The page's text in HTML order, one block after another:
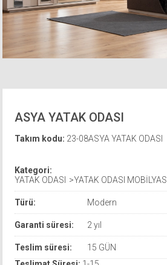
ASYA YATAK ODASI
Takım kodu: 23-08ASYA YATAK ODASI
Kategori:
YATAK ODASI
YATAK ODASI MOBİLYASI
Türü: Modern
Garanti süresi: 2 yıl
Teslim süresi:
15 GÜN